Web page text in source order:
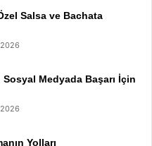
Salsa ve Bachata
Medyada Başarı İçin
Yolları